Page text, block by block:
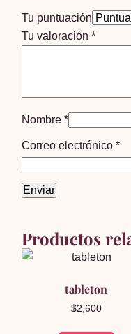
Tu puntuación
Tu valoración*
Nombre*
Correo electrónico*
Productos
tableton
$2,600